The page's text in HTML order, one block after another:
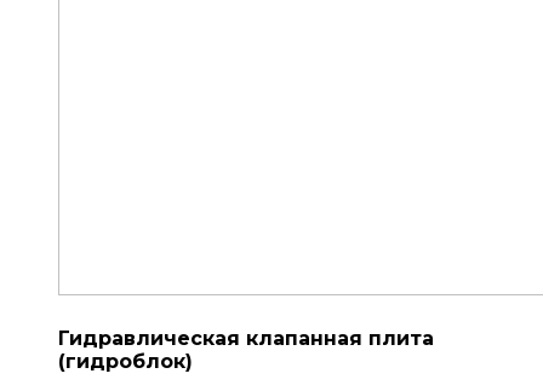
Гидравлическая клапанная плита
(гидроблок)